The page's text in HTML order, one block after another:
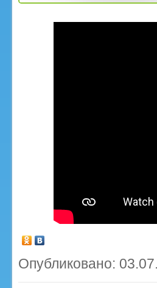
Опубликовано: